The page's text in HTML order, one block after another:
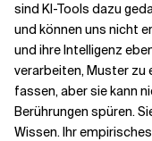
sind KI-Tools dazu
und können uns nicht
und ihre Intelligenz
verarbeiten, Muster zu
fassen, aber sie kann
Berührungen spüren.
Wissen. Ihr